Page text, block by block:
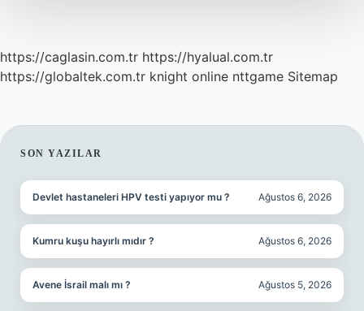
https://caglasin.com.tr https://hyalual.com.tr
https://globaltek.com.tr knight online nttgame Sitemap
SIDEBAR
SON YAZILAR
Devlet hastaneleri HPV testi yapıyor mu ? Ağustos 6, 2026
Kumru kuşu hayırlı mıdır ? Ağustos 6, 2026
Avene İsrail malı mı ? Ağustos 5, 2026